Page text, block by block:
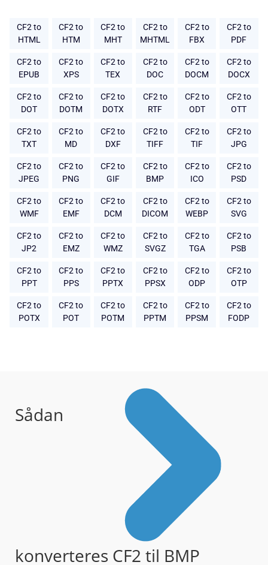
CF2 to
HTML
CF2 to
HTM
CF2 to
MHT
CF2 to
MHTML
CF2 to
FBX
CF2 to
PDF
CF2 to
EPUB
CF2 to
XPS
CF2 to
TEX
CF2 to
DOC
CF2 to
DOCM
CF2 to
DOCX
CF2 to
DOT
CF2 to
DOTM
CF2 to
DOTX
CF2 to
RTF
CF2 to
ODT
CF2 to
OTT
CF2 to
TXT
CF2 to
MD
CF2 to
DXF
CF2 to
TIFF
CF2 to
TIF
CF2 to
JPG
CF2 to
JPEG
CF2 to
PNG
CF2 to
GIF
CF2 to
BMP
CF2 to
ICO
CF2 to
PSD
CF2 to
WMF
CF2 to
EMF
CF2 to
DCM
CF2 to
DICOM
CF2 to
WEBP
CF2 to
SVG
CF2 to
JP2
CF2 to
EMZ
CF2 to
WMZ
CF2 to
SVGZ
CF2 to
TGA
CF2 to
PSB
CF2 to
PPT
CF2 to
PPS
CF2 to
PPTX
CF2 to
PPSX
CF2 to
ODP
CF2 to
OTP
CF2 to
POTX
CF2 to
POT
CF2 to
POTM
CF2 to
PPTM
CF2 to
PPSM
CF2 to
FODP
Sådan
konverteres CF2 til BMP